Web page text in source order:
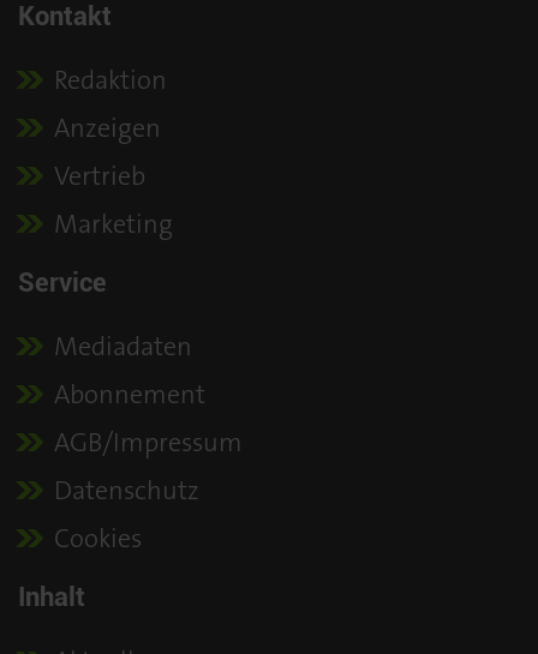
Kontakt
Redaktion
Anzeigen
Vertrieb
Marketing
Service
Mediadaten
Abonnement
AGB/Impressum
Datenschutz
Cookies
Inhalt